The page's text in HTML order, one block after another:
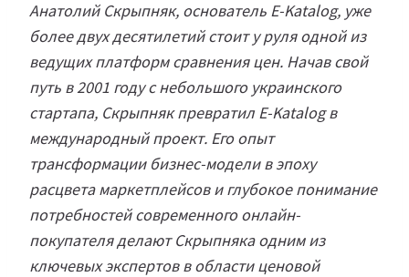
Анатолий Скрыпняк, основатель E-Katalog, уже
более двух десятилетий стоит у руля одной из
ведущих платформ сравнения цен. Начав свой
путь в 2001 году с небольшого украинского
стартапа, Скрыпняк превратил E-Katalog в
международный проект. Его опыт
трансформации бизнес-модели в эпоху
расцвета маркетплейсов и глубокое понимание
потребностей современного онлайн-
покупателя делают Скрыпняка одним из
ключевых экспертов в области ценовой